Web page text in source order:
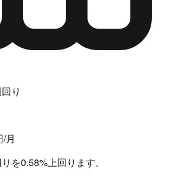
り
月
を0.58%上回ります。